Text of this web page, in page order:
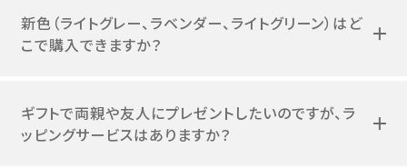
新色（ライトグレー、ラベンダー、ライトグリーン）はど
こで購入できますか？
ギフトで両親や友人にプレゼントしたいのですが、ラ
ッピングサービスはありますか？